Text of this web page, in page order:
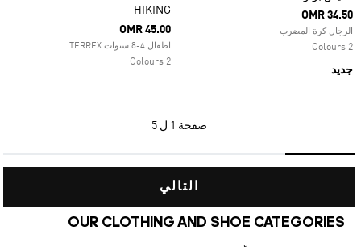
OMR 34.50
الرجال كرة المضرب
2 Colours
جديد
HIKING
OMR 45.00
اطفال 4-8 سنوات TERREX
2 Colours
صفحة 1 ل 5
التالي
OUR CLOTHING AND SHOE CATEGORIES